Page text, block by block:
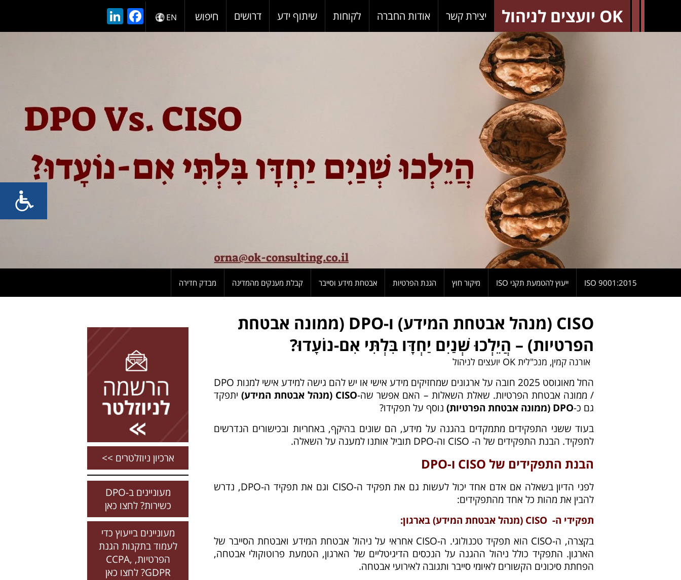
OK יועצים לניהול יצירת קשר אודות החברה לקוחות שיתוף ידע דרושים חיפוש EN
Facebook
9001:2015 ISO ייעוץ להטמעת תקני ISO מיקור חוץ הגנת הפרטיות אבטחת מידע וסייבר קבלת מענקים מהמדינה מבדק חדירה
CISO (מנהל אבטחת המידע) ו-DPO (ממונה אבטחת
הפרטיות) – הֲיֵלְכוּ שְׁנַיִם יַחְדָּו בִּלְתִּי אִם-נוֹעָדוּ?
אורנה קמין, מנכ"לית OK יועצים לניהול
החל מאוגוסט 2025 חובה על ארגונים שמחזיקים מידע אישי או יש להם גישה למידע אישי למנות DPO
/ ממונה אבטחת הפרטיות. שאלת השאלות – האם אפשר שה-CISO (מנהל אבטחת המידע)יתפקד
גם כ-DPO (ממונה אבטחת הפרטיות) נוסף על תפקידו?
בעוד ששני התפקידים מתמקדים בהגנה על מידע, הם שונים בהיקף, באחריות ובכישורים הנדרשים
לתפקיד. הבנת התפקידים של ה- CISO וה-DPO תוביל אותנו למענה על השאלה.
הבנת התפקידים של CISO ו-DPO
לפני הדיון בשאלה אם אדם אחד יכול לעשות גם את תפקיד ה-CISO וגם את תפקיד ה-DPO, נדרש
להבין את מהות כל אחד מהתפקידים:
תפקידי ה- CISO (מנהל אבטחת המידע) בארגון:
בקצרה, ה-CISO הוא תפקיד טכנולוגי. ה-CISO אחראי על ניהול אבטחת המידע ואבטחת הסייבר של
הארגון. התפקיד כולל ניהול ההגנה על הנכסים הדיגיטליים של הארגון, הטמעת פרוטוקולי אבטחה,
הפחתת סיכונים הקשורים לאיומי סייבר ותגובה לאירועי אבטחה.
ארכיון ניוזלטרים >>
מעוניינים ב-DPO
כשירות? לחצו כאן
מעוניינים בייעוץ כדי
לעמוד בתקנות הגנת
הפרטיות, CCPA,
GDPR? לחצו כאן